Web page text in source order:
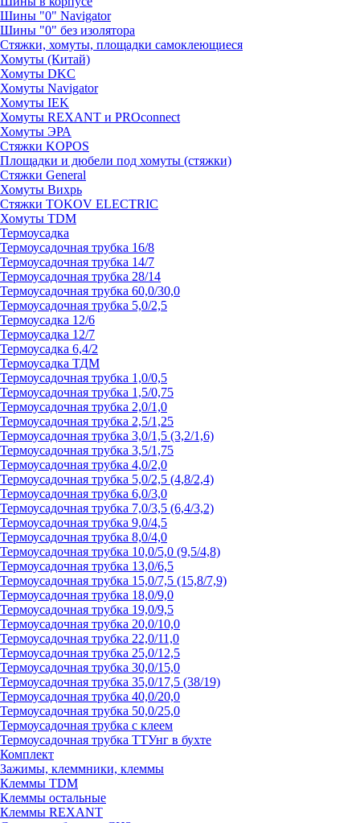
Шины "0" Navigator
Шины "0" без изолятора
Стяжки, хомуты, площадки самоклеющиеся
Хомуты (Китай)
Хомуты DKC
Хомуты Navigator
Хомуты IEK
Хомуты REXANT и PROconnect
Хомуты ЭРА
Стяжки KOPOS
Площадки и дюбели под хомуты (стяжки)
Стяжки General
Хомуты Вихрь
Стяжки TOKOV ELECTRIC
Хомуты TDM
Термоусадка
Термоусадочная трубка 16/8
Термоусадочная трубка 14/7
Термоусадочная трубка 28/14
Термоусадочная трубка 60,0/30,0
Термоусадочная трубка 5,0/2,5
Термоусадка 12/6
Термоусадка 12/7
Термоусадка 6,4/2
Термоусадка ТДМ
Термоусадочная трубка 1,0/0,5
Термоусадочная трубка 1,5/0,75
Термоусадочная трубка 2,0/1,0
Термоусадочная трубка 2,5/1,25
Термоусадочная трубка 3,0/1,5 (3,2/1,6)
Термоусадочная трубка 3,5/1,75
Термоусадочная трубка 4,0/2,0
Термоусадочная трубка 5,0/2,5 (4,8/2,4)
Термоусадочная трубка 6,0/3,0
Термоусадочная трубка 7,0/3,5 (6,4/3,2)
Термоусадочная трубка 9,0/4,5
Термоусадочная трубка 8,0/4,0
Термоусадочная трубка 10,0/5,0 (9,5/4,8)
Термоусадочная трубка 13,0/6,5
Термоусадочная трубка 15,0/7,5 (15,8/7,9)
Термоусадочная трубка 18,0/9,0
Термоусадочная трубка 19,0/9,5
Термоусадочная трубка 20,0/10,0
Термоусадочная трубка 22,0/11,0
Термоусадочная трубка 25,0/12,5
Термоусадочная трубка 30,0/15,0
Термоусадочная трубка 35,0/17,5 (38/19)
Термоусадочная трубка 40,0/20,0
Термоусадочная трубка 50,0/25,0
Термоусадочная трубка с клеем
Термоусадочная трубка ТТУнг в бухте
Комплект
Зажимы, клеммники, клеммы
Клеммы TDM
Клеммы остальные
Клеммы REXANT